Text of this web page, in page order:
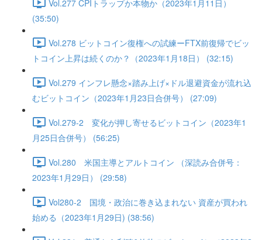
Vol.277 CPIトラップか本物か（2023年1月11日）
(35:50)
Vol.278 ビットコイン復権への試練ーFTX前復帰でビッ
トコイン上昇は続くのか？（2023年1月18日） (32:15)
Vol.279 インフレ懸念×踏み上げ×ドル退避資金が流れ込
むビットコイン（2023年1月23日合併号） (27:09)
Vol.279-2 変化が押し寄せるビットコイン（2023年1
月25日合併号） (56:25)
Vol.280 米国主導とアルトコイン （深読み合併号：
2023年1月29日） (29:58)
Vol280-2 国境・政治に巻き込まれない 資産が買われ
始める（2023年1月29日) (38:56)